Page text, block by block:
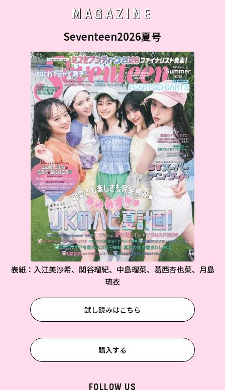
MAGAZINE
Seventeen2026夏号
表紙：入江美沙希、関谷瑠紀、中島瑠菜、葛西杏也菜、月島
琉衣
試し読みはこちら
購入する
FOLLOW US